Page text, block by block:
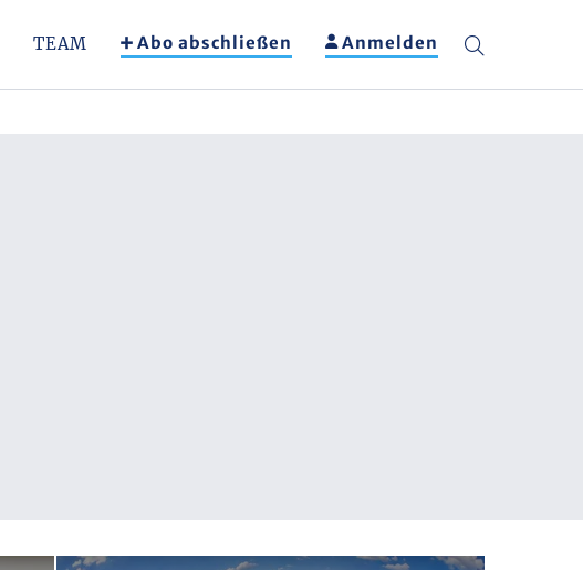
TEAM Abo abschließen Anmelden